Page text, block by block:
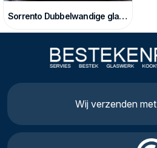
Sorrento Dubbelwandige glazen
Wij verzenden met